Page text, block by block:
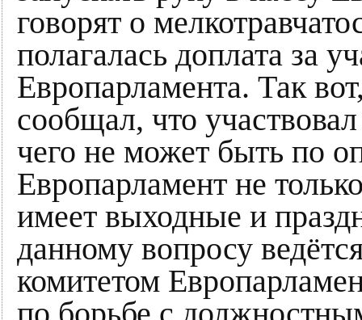
говорят о
полагалась доплата за
Европарламента. Так
сообщал, что
чего не может быть по
Европарламент не
имеет выходные и
данному вопросу
комитетом